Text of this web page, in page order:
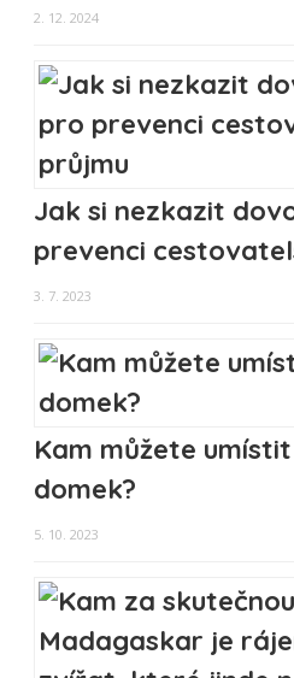
2. 12. 2024
Jak si nezkazit
prevenci
3. 7. 2023
Kam můžete
domek?
5. 10. 2023